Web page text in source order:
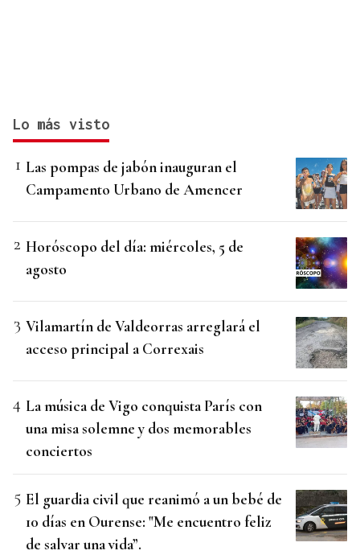
Lo más visto
Las pompas de jabón inauguran el
Campamento Urbano de Amencer
Horóscopo del día: miércoles, 5 de
agosto
Vilamartín de Valdeorras arreglará el
acceso principal a Correxais
La música de Vigo conquista París con
una misa solemne y dos memorables
conciertos
El guardia civil que reanimó a un bebé de
10 días en Ourense: "Me encuentro feliz
de salvar una vida”.